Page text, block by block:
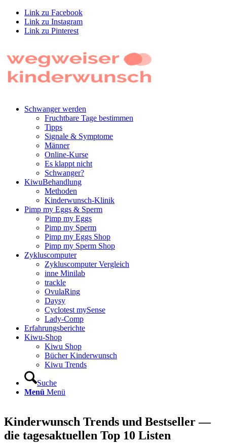
Link zu Facebook
Link zu Instagram
Link zu Pinterest
Schwan­ger wer­den
Frucht­ba­re Tage bestim­men
Tipps
Signa­le & Sym­pto­me
Män­ner
Online-Kur­se
Es klappt nicht
Schwan­ger?
Kiwu­Be­hand­lung
Metho­den
Kin­der­wunsch-Kli­nik
Pimp my Eggs & Sperm
Pimp my Eggs
Pimp my Sperm
Pimp my Eggs Shop
Pimp my Sperm Shop
Zyklus­com­pu­ter
Zyklus­com­pu­ter Ver­gleich
inne Mini­lab
track­le
Ovu­la­Ring
Day­sy
Cyclo­test mySen­se
Lady-Comp
Erfah­rungs­be­rich­te
Kiwu-Shop
Kiwu Shop
Bücher Kin­der­wunsch
Kiwu Trends
Suche
Menü Menü
Kin­der­wunsch Trends und Best­sel­ler —
die tages­ak­tu­el­len Top 10 Lis­ten